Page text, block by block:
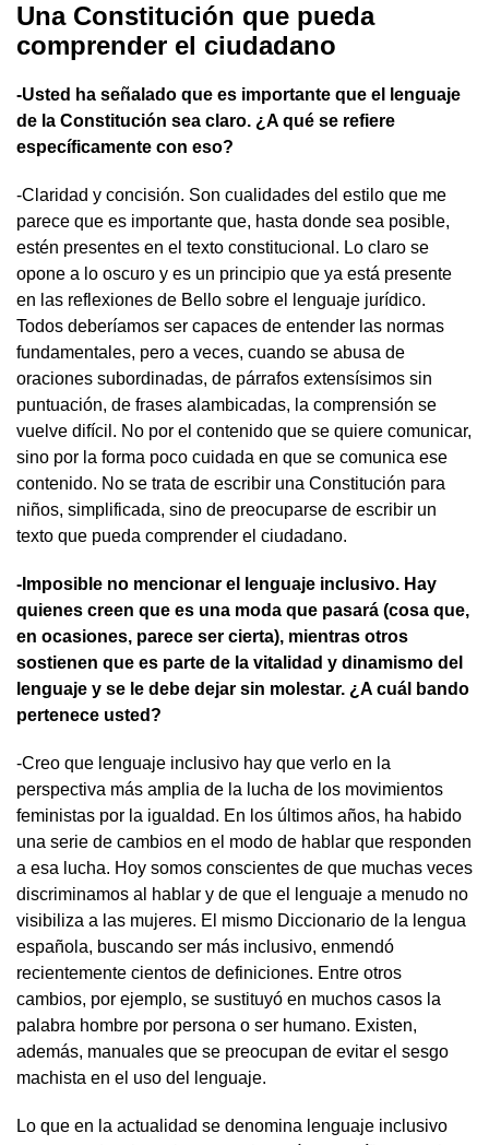
Una Constitución que pueda
comprender el ciudadano
-Usted ha señalado que es importante que el lenguaje
de la Constitución sea claro. ¿A qué se refiere
específicamente con eso?
-Claridad y concisión. Son cualidades del estilo que me
parece que es importante que, hasta donde sea posible,
estén presentes en el texto constitucional. Lo claro se
opone a lo oscuro y es un principio que ya está presente
en las reflexiones de Bello sobre el lenguaje jurídico.
Todos deberíamos ser capaces de entender las normas
fundamentales, pero a veces, cuando se abusa de
oraciones subordinadas, de párrafos extensísimos sin
puntuación, de frases alambicadas, la comprensión se
vuelve difícil. No por el contenido que se quiere comunicar,
sino por la forma poco cuidada en que se comunica ese
contenido. No se trata de escribir una Constitución para
niños, simplificada, sino de preocuparse de escribir un
texto que pueda comprender el ciudadano.
-Imposible no mencionar el lenguaje inclusivo. Hay
quienes creen que es una moda que pasará (cosa que,
en ocasiones, parece ser cierta), mientras otros
sostienen que es parte de la vitalidad y dinamismo del
lenguaje y se le debe dejar sin molestar. ¿A cuál bando
pertenece usted?
-Creo que lenguaje inclusivo hay que verlo en la
perspectiva más amplia de la lucha de los movimientos
feministas por la igualdad. En los últimos años, ha habido
una serie de cambios en el modo de hablar que responden
a esa lucha. Hoy somos conscientes de que muchas veces
discriminamos al hablar y de que el lenguaje a menudo no
visibiliza a las mujeres. El mismo Diccionario de la lengua
española, buscando ser más inclusivo, enmendó
recientemente cientos de definiciones. Entre otros
cambios, por ejemplo, se sustituyó en muchos casos la
palabra hombre por persona o ser humano. Existen,
además, manuales que se preocupan de evitar el sesgo
machista en el uso del lenguaje.
Lo que en la actualidad se denomina lenguaje inclusivo